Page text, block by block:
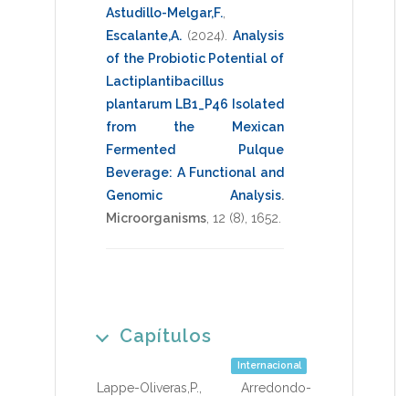
Astudillo-Melgar,F.
Escalante,A. (2024)
Analysis
of the Probiotic Potential of
Lactiplantibacillus
plantarum LB1_P46 Isolated
from the Mexican
Fermented Pulque
Beverage: A Functional and
Genomic Analysis.
Microorganisms 12 (8), 1652
Capítulos
Internacional
Lappe-Oliveras,P.
Arredondo-